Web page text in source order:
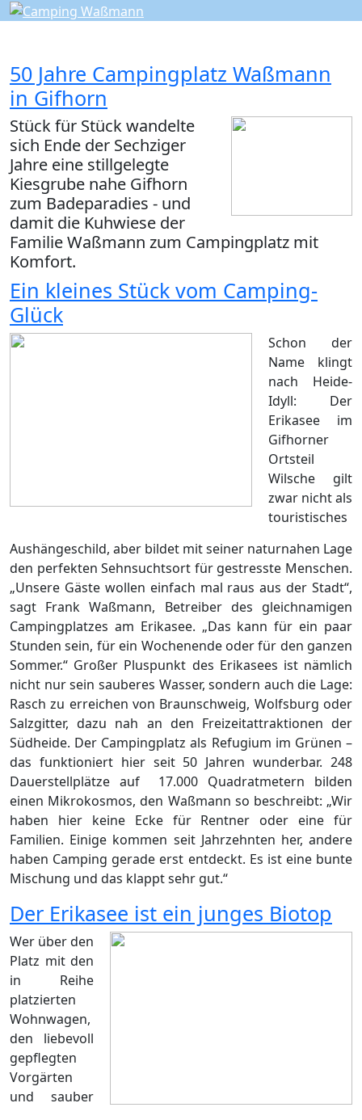
50 Jahre Campingplatz Waßmann
in Gifhorn
Stück für Stück wandelte
sich Ende der Sechziger
Jahre eine stillgelegte
Kiesgrube nahe Gifhorn
zum Badeparadies - und
damit die Kuhwiese der
Familie Waßmann zum Campingplatz mit
Komfort.
Ein kleines Stück vom Camping-
Glück
Schon der
Name klingt
nach Heide-
Idyll: Der
Erikasee im
Gifhorner
Ortsteil
Wilsche gilt
zwar nicht als
touristisches
Aushängeschild, aber bildet mit seiner naturnahen Lage
den perfekten Sehnsuchtsort für gestresste Menschen.
„Unsere Gäste wollen einfach mal raus aus der Stadt“,
sagt Frank Waßmann, Betreiber des gleichnamigen
Campingplatzes am Erikasee. „Das kann für ein paar
Stunden sein, für ein Wochenende oder für den ganzen
Sommer.“ Großer Pluspunkt des Erikasees ist nämlich
nicht nur sein sauberes Wasser, sondern auch die Lage:
Rasch zu erreichen von Braunschweig, Wolfsburg oder
Salzgitter, dazu nah an den Freizeitattraktionen der
Südheide. Der Campingplatz als Refugium im Grünen –
das funktioniert hier seit 50 Jahren wunderbar. 248
Dauerstellplätze auf 17.000 Quadratmetern bilden
einen Mikrokosmos, den Waßmann so beschreibt: „Wir
haben hier keine Ecke für Rentner oder eine für
Familien. Einige kommen seit Jahrzehnten her, andere
haben Camping gerade erst entdeckt. Es ist eine bunte
Mischung und das klappt sehr gut.“
Der Erikasee ist ein junges Biotop
Wer über den
Platz mit den
in Reihe
platzierten
Wohnwagen,
den liebevoll
gepflegten
Vorgärten
und sauber